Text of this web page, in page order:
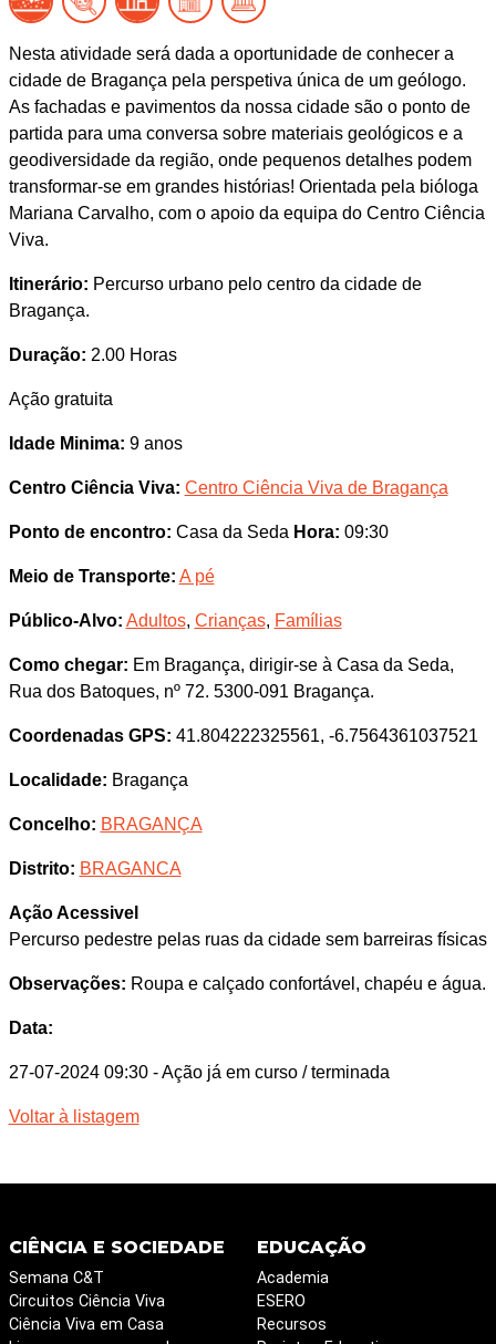
Nesta atividade será dada a oportunidade de conhecer a
cidade de Bragança pela perspetiva única de um geólogo.
As fachadas e pavimentos da nossa cidade são o ponto de
partida para uma conversa sobre materiais geológicos e a
geodiversidade da região, onde pequenos detalhes podem
transformar-se em grandes histórias! Orientada pela bióloga
Mariana Carvalho, com o apoio da equipa do Centro Ciência
Viva.
Itinerário: Percurso urbano pelo centro da cidade de
Bragança.
Duração: 2.00 Horas
Ação gratuita
Idade Minima: 9 anos
Centro Ciência Viva: Centro Ciência Viva de Bragança
Ponto de encontro: Casa da Seda Hora: 09:30
Meio de Transporte: A pé
Público-Alvo: Adultos, Crianças, Famílias
Como chegar: Em Bragança, dirigir-se à Casa da Seda,
Rua dos Batoques, nº 72. 5300-091 Bragança.
Coordenadas GPS: 41.804222325561, -6.7564361037521
Localidade: Bragança
Concelho: BRAGANÇA
Distrito: BRAGANCA
Ação Acessivel
Percurso pedestre pelas ruas da cidade sem barreiras físicas
Observações: Roupa e calçado confortável, chapéu e água.
Data:
27-07-2024 09:30 - Ação já em curso / terminada
Voltar à listagem
CIÊNCIA E SOCIEDADE
Semana C&T
Circuitos Ciência Viva
Ciência Viva em Casa
EDUCAÇÃO
Academia
ESERO
Recursos